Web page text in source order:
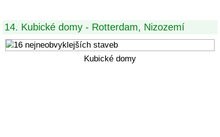
14. Kubické domy - Rotterdam, Nizozemí
Kubické domy